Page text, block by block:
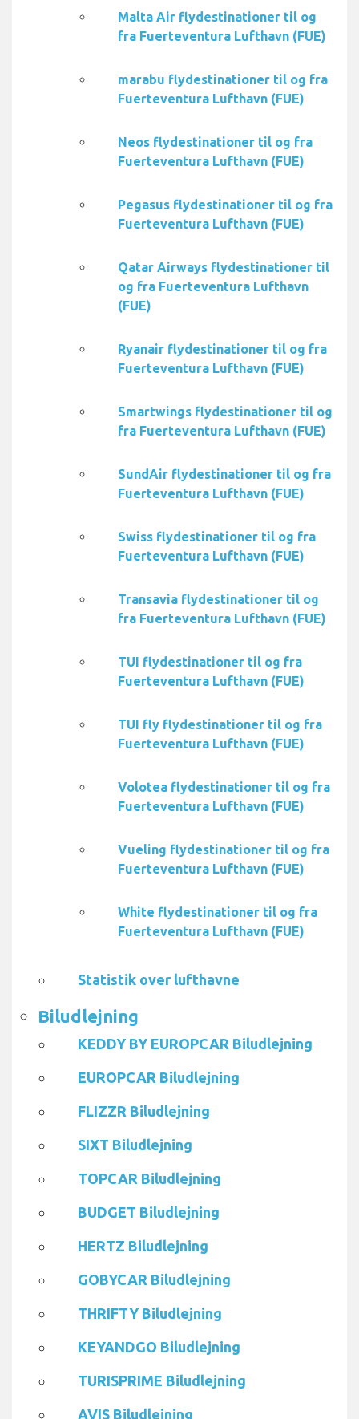
Malta Air flydestinationer til og
fra Fuerteventura Lufthavn (FUE)
marabu flydestinationer til og fra
Fuerteventura Lufthavn (FUE)
Neos flydestinationer til og fra
Fuerteventura Lufthavn (FUE)
Pegasus flydestinationer til og fra
Fuerteventura Lufthavn (FUE)
Qatar Airways flydestinationer til
og fra Fuerteventura Lufthavn
(FUE)
Ryanair flydestinationer til og fra
Fuerteventura Lufthavn (FUE)
Smartwings flydestinationer til og
fra Fuerteventura Lufthavn (FUE)
SundAir flydestinationer til og fra
Fuerteventura Lufthavn (FUE)
Swiss flydestinationer til og fra
Fuerteventura Lufthavn (FUE)
Transavia flydestinationer til og
fra Fuerteventura Lufthavn (FUE)
TUI flydestinationer til og fra
Fuerteventura Lufthavn (FUE)
TUI fly flydestinationer til og fra
Fuerteventura Lufthavn (FUE)
Volotea flydestinationer til og fra
Fuerteventura Lufthavn (FUE)
Vueling flydestinationer til og fra
Fuerteventura Lufthavn (FUE)
White flydestinationer til og fra
Fuerteventura Lufthavn (FUE)
Statistik over lufthavne
Biludlejning
KEDDY BY EUROPCAR Biludlejning
EUROPCAR Biludlejning
FLIZZR Biludlejning
SIXT Biludlejning
TOPCAR Biludlejning
BUDGET Biludlejning
HERTZ Biludlejning
GOBYCAR Biludlejning
THRIFTY Biludlejning
KEYANDGO Biludlejning
TURISPRIME Biludlejning
AVIS Biludlejning